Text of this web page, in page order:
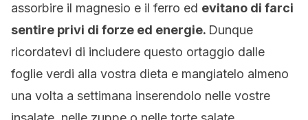
assorbire il magnesio e il ferro ed evitano di farci
sentire privi di forze ed energie. Dunque
ricordatevi di includere questo ortaggio dalle
foglie verdi alla vostra dieta e mangiatelo almeno
una volta a settimana inserendolo nelle vostre